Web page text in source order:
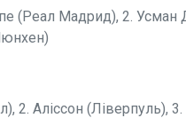
(Реал Мадрид), 2.
2. Аліссон